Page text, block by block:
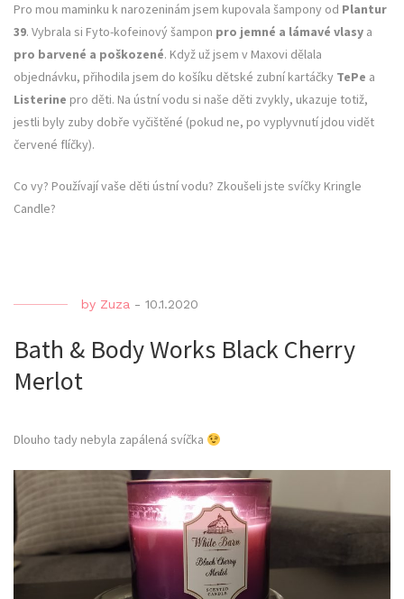
Pro mou maminku k narozeninám jsem kupovala šampony od Plantur
39. Vybrala si Fyto-kofeinový šampon pro jemné a lámavé vlasy a
pro barvené a poškozené. Když už jsem v Maxovi dělala
objednávku, přihodila jsem do košíku dětské zubní kartáčky TePe a
Listerine pro děti. Na ústní vodu si naše děti zvykly, ukazuje totiž,
jestli byly zuby dobře vyčištěné (pokud ne, po vyplyvnutí jdou vidět
červené flíčky).
Co vy? Používají vaše děti ústní vodu? Zkoušeli jste svíčky Kringle
Candle?
by Zuza - 10.1.2020
Bath & Body Works Black Cherry
Merlot
Dlouho tady nebyla zapálená svíčka